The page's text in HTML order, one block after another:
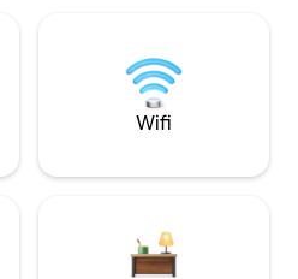
Wifi